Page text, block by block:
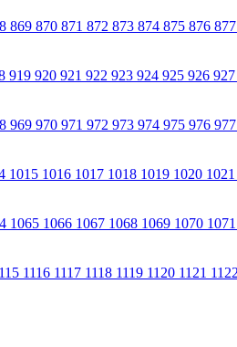
869 870 871 872 873 874 875 876 877
919 920 921 922 923 924 925 926 927
969 970 971 972 973 974 975 976 977
1015 1016 1017 1018 1019 1020 1021
1065 1066 1067 1068 1069 1070 1071
1116 1117 1118 1119 1120 1121 1122